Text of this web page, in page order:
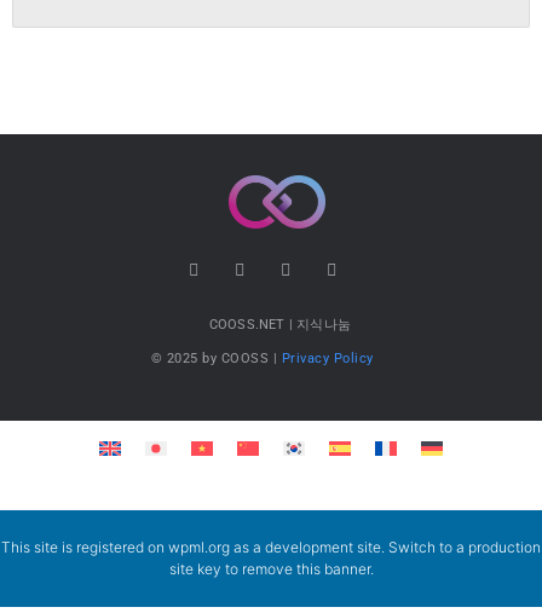
COOSS.NET | 지식나눔
© 2025 by COOSS | Privacy Policy
This site is registered on wpml.org as a development site. Switch to a production
site key to remove this banner.